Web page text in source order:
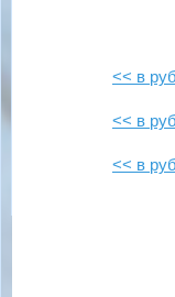
<< в
<< в
<< в